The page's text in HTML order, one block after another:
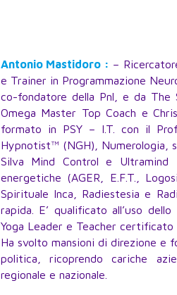
Antonio Mastidoro : –
e Trainer in Programmazione
co-fondatore della Pnl, e da The
Omega Master Top Coach e
formato in PSY – I.T. con il
Hypnotist™ (NGH), Numerologia,
Silva Mind Control e Ultramind
energetiche (AGER, E.F.T.,
Spirituale Inca, Radiestesia e
rapida. E’ qualificato all’uso
Yoga Leader e Teacher certificato
Ha svolto mansioni di direzione e
politica, ricoprendo cariche
regionale e nazionale.